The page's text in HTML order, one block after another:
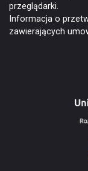
przeglądarki.
Informacja o
zawierających